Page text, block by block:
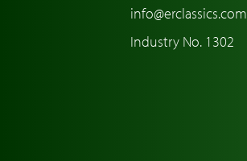
info@erclassics.com
Industry No. 1302